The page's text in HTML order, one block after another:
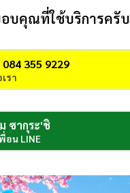
บคุณที่ใช้บริการครับ
355 9229
รา
ซากุระ'ชิ
อน LINE